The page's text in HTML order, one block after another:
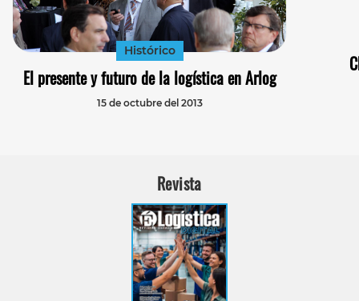
Histórico
El presente y futuro de la logística en Arlog
15 de octubre del 2013
Revista